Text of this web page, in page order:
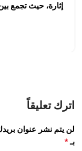
إثارة، حيث تجمع
اترك تعليقاً
لن يتم نشر عنوان
بـ*